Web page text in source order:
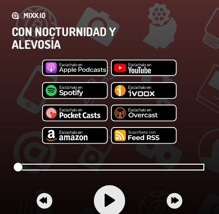
MIXX.IO
CON NOCTURNIDAD Y
ALEVOSÍA